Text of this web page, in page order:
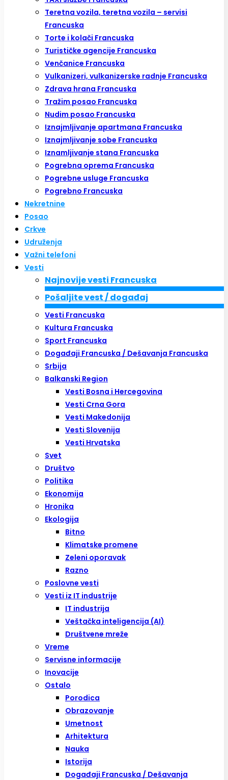
Teretna vozila, teretna vozila – servisi
Francuska
Torte i kolači Francuska
Turističke agencije Francuska
Venčanice Francuska
Vulkanizeri, vulkanizerske radnje Francuska
Zdrava hrana Francuska
Tražim posao Francuska
Nudim posao Francuska
Iznajmljivanje apartmana Francuska
Iznajmljivanje sobe Francuska
Iznamljivanje stana Francuska
Pogrebna oprema Francuska
Pogrebne usluge Francuska
Pogrebno Francuska
Nekretnine
Posao
Crkve
Udruženja
Važni telefoni
Vesti
Najnovije vesti Francuska
Pošaljite vest / događaj
Vesti Francuska
Kultura Francuska
Sport Francuska
Događaji Francuska / Dešavanja Francuska
Srbija
Balkanski Region
Vesti Bosna i Hercegovina
Vesti Crna Gora
Vesti Makedonija
Vesti Slovenija
Vesti Hrvatska
Svet
Društvo
Politika
Ekonomija
Hronika
Ekologija
Bitno
Klimatske promene
Zeleni oporavak
Razno
Poslovne vesti
Vesti iz IT industrije
IT industrija
Veštačka inteligencija (AI)
Društvene mreže
Vreme
Servisne informacije
Inovacije
Ostalo
Porodica
Obrazovanje
Umetnost
Arhitektura
Nauka
Istorija
Događaji Francuska / Dešavanja